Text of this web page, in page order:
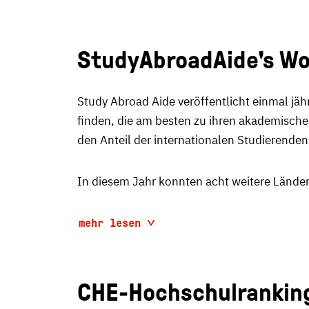
StudyAbroadAide's
Study Abroad Aide veröffentlicht einmal
finden, die am besten zu ihren
den Anteil der internationalen
In diesem Jahr konnten acht weitere
mehr lesen
CHE-